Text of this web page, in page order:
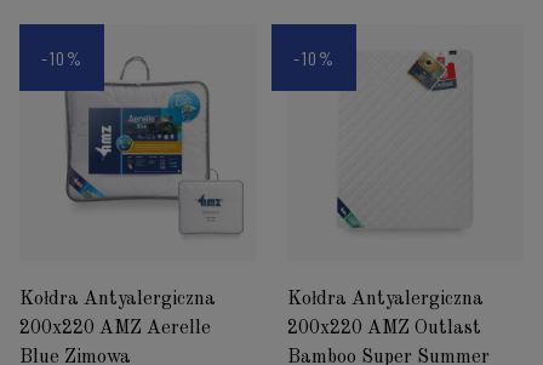
Kołdra Antyalergiczna
200x220 AMZ Aerelle
Blue Zimowa
-10%
Kołdra Antyalergiczna
200x220 AMZ Outlast
Bamboo Super Summer
-10%